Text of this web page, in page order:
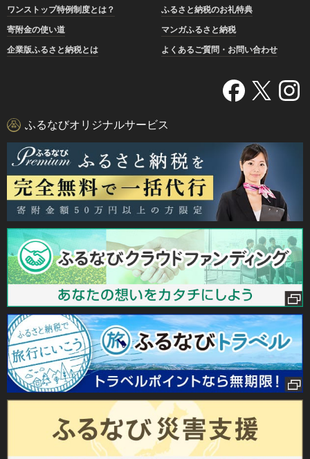
ワンストップ特例制度とは？
ふるさと納税のお礼特典
寄附金の使い道
マンガふるさと納税
企業版ふるさと納税とは
よくあるご質問・お問い合わせ
ふるなびオリジナルサービス